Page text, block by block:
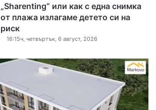
„Sharenting“ или как с една снимка
от плажа излагаме детето си на
риск
16:15ч, четвъртък, 6 август, 2026